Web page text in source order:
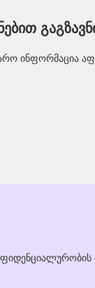
ინფორმაცია